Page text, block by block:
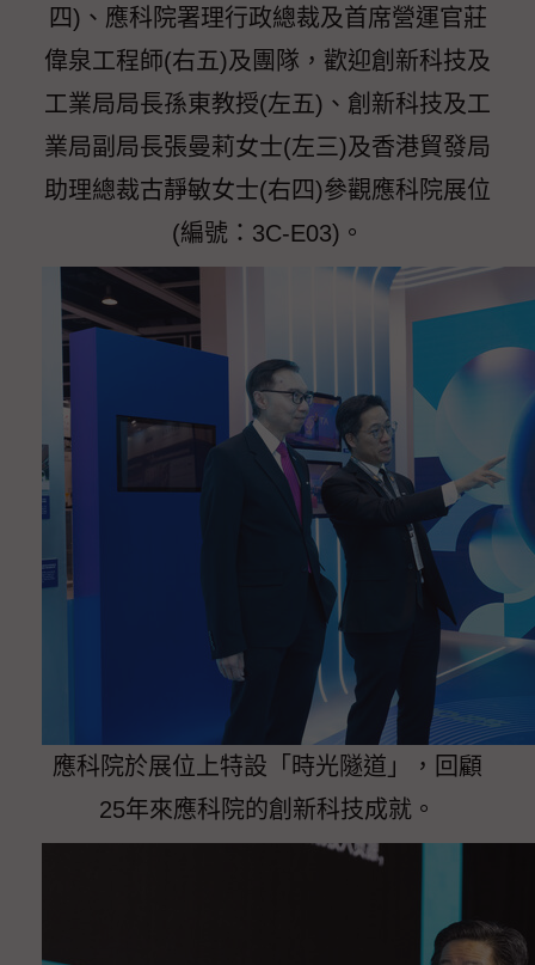
四)、應科院署理行政總裁及首席營運官莊
偉泉工程師(右五)及團隊，歡迎創新科技及
工業局局長孫東教授(左五)、創新科技及工
業局副局長張曼莉女士(左三)及香港貿發局
助理總裁古靜敏女士(右四)參觀應科院展位
(編號：3C-E03)。
應科院於展位上特設「時光隧道」，回顧
25年來應科院的創新科技成就。